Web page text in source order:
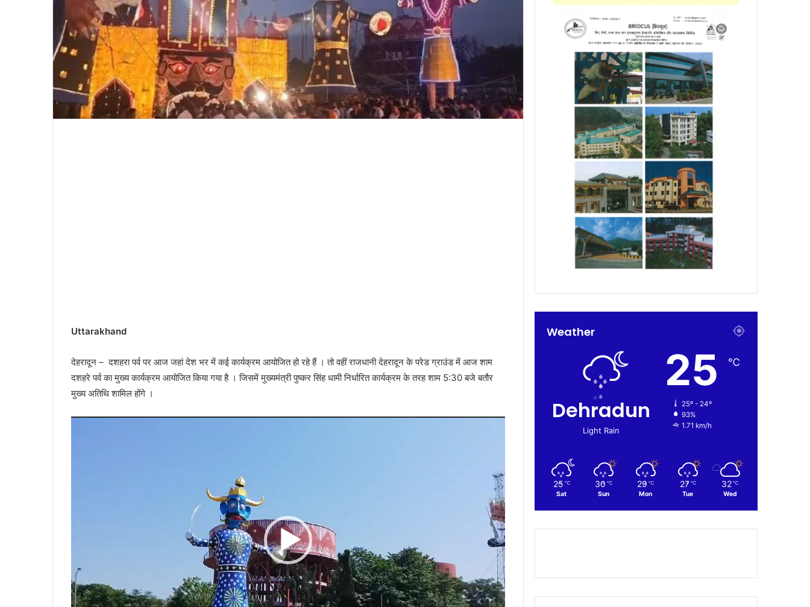
Uttarakhand
देहरादून – दशहरा पर्व पर आज जहां देश भर में कई कार्यक्रम आयोजित हो रहे हैं । तो वहीं राजधानी देहरादून के परेड ग्राउंड में आज शाम
दशहरे पर्व का मुख्य कार्यक्रम आयोजित किया गया है । जिसमें मुख्यमंत्री पुष्कर सिंह धामी निर्धारित कार्यक्रम के तरह शाम 5:30 बजे बतौर
मुख्य अतिथि शामिल होंगे ।
Weather
Dehradun
Light Rain
25 ℃
25º - 24º
93%
1.71 km/h
25 ℃
Sat
30 ℃
Sun
29 ℃
Mon
27 ℃
Tue
32 ℃
Wed